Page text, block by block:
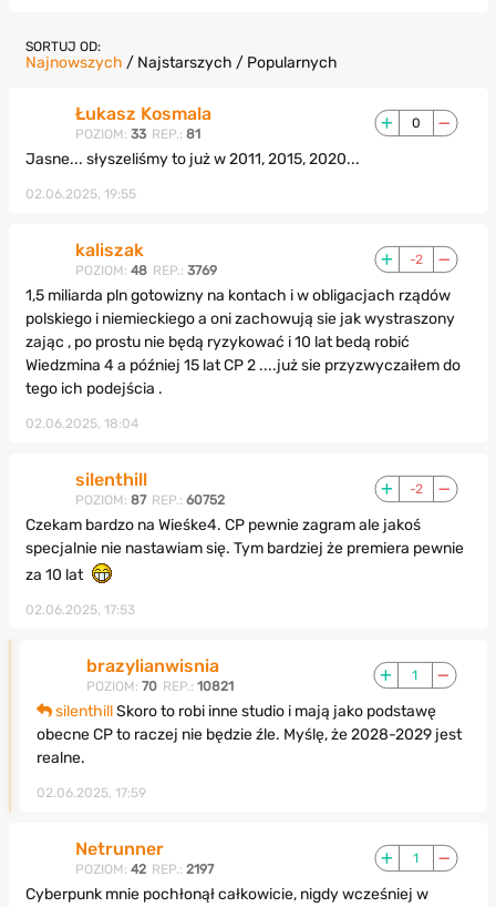
SORTUJ OD:
Najnowszych / Najstarszych / Popularnych
Łukasz Kosmala
POZIOM: 33 REP.: 81
0
Jasne... słyszeliśmy to już w 2011, 2015, 2020...
02.06.2025, 19:55
kaliszak
POZIOM: 48 REP.: 3769
-2
1,5 miliarda pln gotowizny na kontach i w obligacjach rządów
polskiego i niemieckiego a oni zachowują sie jak wystraszony
zając , po prostu nie będą ryzykować i 10 lat bedą robić
Wiedzmina 4 a później 15 lat CP 2 ....już sie przyzwyczaiłem do
tego ich podejścia .
02.06.2025, 18:04
silenthill
POZIOM: 87 REP.: 60752
-2
Czekam bardzo na Wieśke4. CP pewnie zagram ale jakoś
specjalnie nie nastawiam się. Tym bardziej że premiera pewnie
za 10 lat
02.06.2025, 17:53
brazylianwisnia
POZIOM: 70 REP.: 10821
1
silenthillSkoro to robi inne studio i mają jako podstawę
obecne CP to raczej nie będzie źle. Myślę, że 2028-2029 jest
realne.
02.06.2025, 17:59
Netrunner
POZIOM: 42 REP.: 2197
1
Cyberpunk mnie pochłonął całkowicie, nigdy wcześniej w